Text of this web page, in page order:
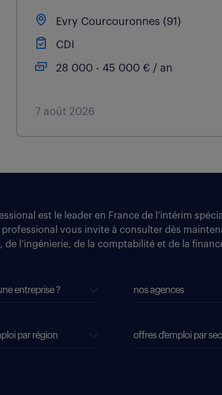
Evry Courcouronnes (91)
CDI
28 000 - 45 000 € / an
7 août 2026
est le leader en France de l’intérim
vous invite à consulter dès
l’ingénierie, de la comptabilité et de la
entreprise ? nos agences
par région offres d'emploi par